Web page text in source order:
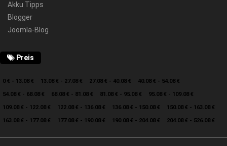
Akku Tipps
Blogger
Joomla-Blog
Preis
0 € - 13.08 € 13.08 € - 27.08 € 27.08 € - 40.08 €
40.08 € - 54.08 €
54.08 € - 68.08 €
68.08 € - 81.08 € 81.08 € - 95.08 €
95.08 € - 109.08 €
109.08 € - 122.08 €
122.08 € - 136.08 € 136.08 € - 150.08 €
150.08 € - 163.08 €
163.08 € - 177.08 €
177.08 € - 190.08 € 190.08 € - 204.08 € 204.08 € - 526.08 €